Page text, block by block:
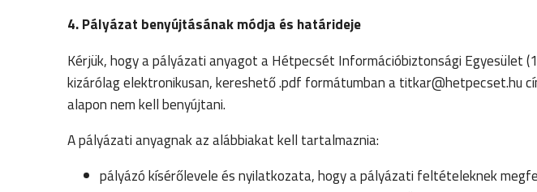
4. Pályázat benyújtásának módja és határideje
Kérjük, hogy a pályázati anyagot a Hétpecsét Információbiztonsági Egyesület
kizárólag elektronikusan, kereshető .pdf formátumban a titkar@hetpecset.hu
alapon nem kell benyújtani.
A pályázati anyagnak az alábbiakat kell tartalmaznia:
pályázó kísérőlevele és nyilatkozata, hogy a pályázati feltételeknek